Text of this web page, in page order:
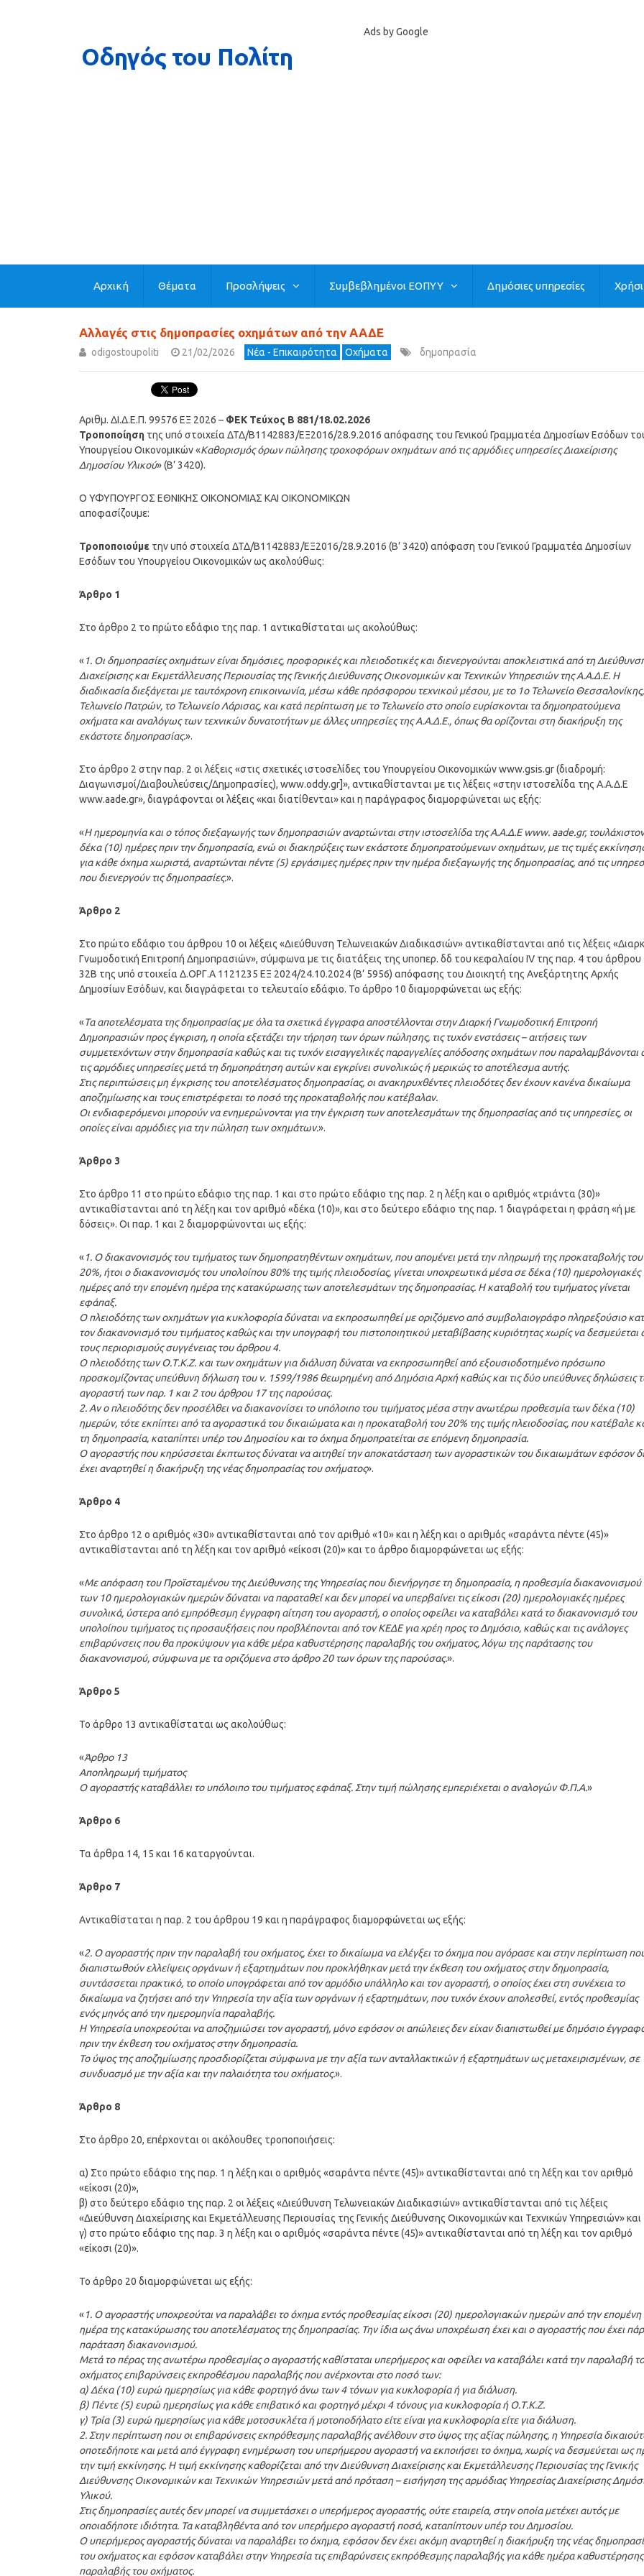
Ads by Google
Αρχική Θέματα Προσλήψεις Συμβεβλημένοι ΕΟΠΥΥ Δημόσιες υπηρεσίες
Αλλαγές στις δημοπρασίες οχημάτων από την ΑΑΔΕ
odigostoupoliti 21/02/2026 Νέα - Επικαιρότητα Οχήματα δημοπρασία
Αριθμ. ΔΙ.Δ.Ε.Π. 99576 ΕΞ 2026 – ΦΕΚ Τεύχος Β 881/18.02.2026
Τροποποίηση της υπό στοιχεία ΔΤΔ/Β1142883/ΕΞ2016/28.9.2016 απόφασης του Γενικού Γραμματέα Δημοσίων Εσόδων
Υπουργείου Οικονομικών «Καθορισμός όρων πώλησης τροχοφόρων οχημάτων από τις αρμόδιες υπηρεσίες Διαχείρισης
Δημοσίου Υλικού» (Β’ 3420).
Ο ΥΦΥΠΟΥΡΓΟΣ ΕΘΝΙΚΗΣ ΟΙΚΟΝΟΜΙΑΣ ΚΑΙ ΟΙΚΟΝΟΜΙΚΩΝ
αποφασίζουμε:
Τροποποιούμε την υπό στοιχεία ΔΤΔ/Β1142883/ΕΞ2016/28.9.2016 (Β’ 3420) απόφαση του Γενικού Γραμματέα Δημοσίων
Εσόδων του Υπουργείου Οικονομικών ως ακολούθως:
Άρθρο 1
Στο άρθρο 2 το πρώτο εδάφιο της παρ. 1 αντικαθίσταται ως ακολούθως:
«1. Οι δημοπρασίες οχημάτων είναι δημόσιες, προφορικές και πλειοδοτικές και διενεργούνται αποκλειστικά από τη
Διαχείρισης και Εκμετάλλευσης Περιουσίας της Γενικής Διεύθυνσης Οικονομικών και Τεχνικών Υπηρεσιών της Α.Α.Δ.Ε. Η
διαδικασία διεξάγεται με ταυτόχρονη επικοινωνία, μέσω κάθε πρόσφορου τεχνικού μέσου, με το 1ο Τελωνείο
Τελωνείο Πατρών, το Τελωνείο Λάρισας, και κατά περίπτωση με το Τελωνείο στο οποίο ευρίσκονται τα δημοπρατούμενα
οχήματα και αναλόγως των τεχνικών δυνατοτήτων με άλλες υπηρεσίες της Α.Α.Δ.Ε., όπως θα ορίζονται στη διακήρυξη της
εκάστοτε δημοπρασίας.».
Στο άρθρο 2 στην παρ. 2 οι λέξεις «στις σχετικές ιστοσελίδες του Υπουργείου Οικονομικών www.gsis.gr (διαδρομή:
Διαγωνισμοί/Διαβουλεύσεις/Δημοπρασίες), www.oddy.gr]», αντικαθίστανται με τις λέξεις «στην ιστοσελίδα της Α.Α.Δ.Ε
www.aade.gr», διαγράφονται οι λέξεις «και διατίθενται» και η παράγραφος διαμορφώνεται ως εξής:
«Η ημερομηνία και ο τόπος διεξαγωγής των δημοπρασιών αναρτώνται στην ιστοσελίδα της Α.Α.Δ.Ε www. aade.gr, τουλάχιστον
δέκα (10) ημέρες πριν την δημοπρασία, ενώ οι διακηρύξεις των εκάστοτε δημοπρατούμενων οχημάτων, με τις τιμές
για κάθε όχημα χωριστά, αναρτώνται πέντε (5) εργάσιμες ημέρες πριν την ημέρα διεξαγωγής της δημοπρασίας, από τις
που διενεργούν τις δημοπρασίες.».
Άρθρο 2
Στο πρώτο εδάφιο του άρθρου 10 οι λέξεις «Διεύθυνση Τελωνειακών Διαδικασιών» αντικαθίστανται από τις λέξεις
Γνωμοδοτική Επιτροπή Δημοπρασιών», σύμφωνα με τις διατάξεις της υποπερ. δδ του κεφαλαίου ΙV της παρ. 4 του άρθρου
32Β της υπό στοιχεία Δ.ΟΡΓ.Α 1121235 ΕΞ 2024/24.10.2024 (Β’ 5956) απόφασης του Διοικητή της Ανεξάρτητης Αρχής
Δημοσίων Εσόδων, και διαγράφεται το τελευταίο εδάφιο. Το άρθρο 10 διαμορφώνεται ως εξής:
«Τα αποτελέσματα της δημοπρασίας με όλα τα σχετικά έγγραφα αποστέλλονται στην Διαρκή Γνωμοδοτική Επιτροπή
Δημοπρασιών προς έγκριση, η οποία εξετάζει την τήρηση των όρων πώλησης, τις τυχόν ενστάσεις – αιτήσεις των
συμμετεχόντων στην δημοπρασία καθώς και τις τυχόν εισαγγελικές παραγγελίες απόδοσης οχημάτων που παραλαμβάνονται
τις αρμόδιες υπηρεσίες μετά τη δημοπράτηση αυτών και εγκρίνει συνολικώς ή μερικώς το αποτέλεσμα αυτής.
Στις περιπτώσεις μη έγκρισης του αποτελέσματος δημοπρασίας, οι ανακηρυχθέντες πλειοδότες δεν έχουν κανένα δικαίωμα
αποζημίωσης και τους επιστρέφεται το ποσό της προκαταβολής που κατέβαλαν.
Οι ενδιαφερόμενοι μπορούν να ενημερώνονται για την έγκριση των αποτελεσμάτων της δημοπρασίας από τις υπηρεσίες, οι
οποίες είναι αρμόδιες για την πώληση των οχημάτων.».
Άρθρο 3
Στο άρθρο 11 στο πρώτο εδάφιο της παρ. 1 και στο πρώτο εδάφιο της παρ. 2 η λέξη και ο αριθμός «τριάντα (30)»
αντικαθίστανται από τη λέξη και τον αριθμό «δέκα (10)», και στο δεύτερο εδάφιο της παρ. 1 διαγράφεται η φράση «ή με
δόσεις». Οι παρ. 1 και 2 διαμορφώνονται ως εξής:
«1. Ο διακανονισμός του τιμήματος των δημοπρατηθέντων οχημάτων, που απομένει μετά την πληρωμή της προκαταβολής του
20%, ήτοι ο διακανονισμός του υπολοίπου 80% της τιμής πλειοδοσίας, γίνεται υποχρεωτικά μέσα σε δέκα (10) ημερολογιακές
ημέρες από την επομένη ημέρα της κατακύρωσης των αποτελεσμάτων της δημοπρασίας. Η καταβολή του τιμήματος γίνεται
εφάπαξ.
Ο πλειοδότης των οχημάτων για κυκλοφορία δύναται να εκπροσωπηθεί με οριζόμενο από συμβολαιογράφο πληρεξούσιο
τον διακανονισμό του τιμήματος καθώς και την υπογραφή του πιστοποιητικού μεταβίβασης κυριότητας χωρίς να δεσμεύεται
τους περιορισμούς συγγένειας του άρθρου 4.
Ο πλειοδότης των Ο.Τ.Κ.Ζ. και των οχημάτων για διάλυση δύναται να εκπροσωπηθεί από εξουσιοδοτημένο πρόσωπο
προσκομίζοντας υπεύθυνη δήλωση του ν. 1599/1986 θεωρημένη από Δημόσια Αρχή καθώς και τις δύο υπεύθυνες δηλώσεις
αγοραστή των παρ. 1 και 2 του άρθρου 17 της παρούσας.
2. Αν ο πλειοδότης δεν προσέλθει να διακανονίσει το υπόλοιπο του τιμήματος μέσα στην ανωτέρω προθεσμία των δέκα (10)
ημερών, τότε εκπίπτει από τα αγοραστικά του δικαιώματα και η προκαταβολή του 20% της τιμής πλειοδοσίας, που κατέβαλε
τη δημοπρασία, καταπίπτει υπέρ του Δημοσίου και το όχημα δημοπρατείται σε επόμενη δημοπρασία.
Ο αγοραστής που κηρύσσεται έκπτωτος δύναται να αιτηθεί την αποκατάσταση των αγοραστικών του δικαιωμάτων εφόσον
έχει αναρτηθεί η διακήρυξη της νέας δημοπρασίας του οχήματος».
Άρθρο 4
Στο άρθρο 12 ο αριθμός «30» αντικαθίστανται από τον αριθμό «10» και η λέξη και ο αριθμός «σαράντα πέντε (45)»
αντικαθίστανται από τη λέξη και τον αριθμό «είκοσι (20)» και το άρθρο διαμορφώνεται ως εξής:
«Με απόφαση του Προϊσταμένου της Διεύθυνσης της Υπηρεσίας που διενήργησε τη δημοπρασία, η προθεσμία διακανονισμού
των 10 ημερολογιακών ημερών δύναται να παραταθεί και δεν μπορεί να υπερβαίνει τις είκοσι (20) ημερολογιακές ημέρες
συνολικά, ύστερα από εμπρόθεσμη έγγραφη αίτηση του αγοραστή, ο οποίος οφείλει να καταβάλει κατά το διακανονισμό του
υπολοίπου τιμήματος τις προσαυξήσεις που προβλέπονται από τον ΚΕΔΕ για χρέη προς το Δημόσιο, καθώς και τις ανάλογες
επιβαρύνσεις που θα προκύψουν για κάθε μέρα καθυστέρησης παραλαβής του οχήματος, λόγω της παράτασης του
διακανονισμού, σύμφωνα με τα οριζόμενα στο άρθρο 20 των όρων της παρούσας.».
Άρθρο 5
Το άρθρο 13 αντικαθίσταται ως ακολούθως:
«Άρθρο 13
Αποπληρωμή τιμήματος
Ο αγοραστής καταβάλλει το υπόλοιπο του τιμήματος εφάπαξ. Στην τιμή πώλησης εμπεριέχεται ο αναλογών Φ.Π.Α.»
Άρθρο 6
Τα άρθρα 14, 15 και 16 καταργούνται.
Άρθρο 7
Αντικαθίσταται η παρ. 2 του άρθρου 19 και η παράγραφος διαμορφώνεται ως εξής:
«2. Ο αγοραστής πριν την παραλαβή του οχήματος, έχει το δικαίωμα να ελέγξει το όχημα που αγόρασε και στην περίπτωση
διαπιστωθούν ελλείψεις οργάνων ή εξαρτημάτων που προκλήθηκαν μετά την έκθεση του οχήματος στην δημοπρασία,
συντάσσεται πρακτικό, το οποίο υπογράφεται από τον αρμόδιο υπάλληλο και τον αγοραστή, ο οποίος έχει στη συνέχεια το
δικαίωμα να ζητήσει από την Υπηρεσία την αξία των οργάνων ή εξαρτημάτων, που τυχόν έχουν απολεσθεί, εντός προθεσμίας
ενός μηνός από την ημερομηνία παραλαβής.
Η Υπηρεσία υποχρεούται να αποζημιώσει τον αγοραστή, μόνο εφόσον οι απώλειες δεν είχαν διαπιστωθεί με δημόσιο
πριν την έκθεση του οχήματος στην δημοπρασία.
Το ύψος της αποζημίωσης προσδιορίζεται σύμφωνα με την αξία των ανταλλακτικών ή εξαρτημάτων ως μεταχειρισμένων, σε
συνδυασμό με την αξία και την παλαιότητα του οχήματος.».
Άρθρο 8
Στο άρθρο 20, επέρχονται οι ακόλουθες τροποποιήσεις:
α) Στο πρώτο εδάφιο της παρ. 1 η λέξη και ο αριθμός «σαράντα πέντε (45)» αντικαθίστανται από τη λέξη και τον αριθμό
«είκοσι (20)»,
β) στο δεύτερο εδάφιο της παρ. 2 οι λέξεις «Διεύθυνση Τελωνειακών Διαδικασιών» αντικαθίστανται από τις λέξεις
«Διεύθυνση Διαχείρισης και Εκμετάλλευσης Περιουσίας της Γενικής Διεύθυνσης Οικονομικών και Τεχνικών Υπηρεσιών» και
γ) στο πρώτο εδάφιο της παρ. 3 η λέξη και ο αριθμός «σαράντα πέντε (45)» αντικαθίστανται από τη λέξη και τον αριθμό
«είκοσι (20)».
Το άρθρο 20 διαμορφώνεται ως εξής:
«1. Ο αγοραστής υποχρεούται να παραλάβει το όχημα εντός προθεσμίας είκοσι (20) ημερολογιακών ημερών από την επομένη
ημέρα της κατακύρωσης του αποτελέσματος της δημοπρασίας. Την ίδια ως άνω υποχρέωση έχει και ο αγοραστής που έχει
παράταση διακανονισμού.
Μετά το πέρας της ανωτέρω προθεσμίας ο αγοραστής καθίσταται υπερήμερος και οφείλει να καταβάλει κατά την παραλαβή
οχήματος επιβαρύνσεις εκπροθέσμου παραλαβής που ανέρχονται στο ποσό των:
α) Δέκα (10) ευρώ ημερησίως για κάθε φορτηγό άνω των 4 τόνων για κυκλοφορία ή για διάλυση.
β) Πέντε (5) ευρώ ημερησίως για κάθε επιβατικό και φορτηγό μέχρι 4 τόνους για κυκλοφορία ή Ο.Τ.Κ.Ζ.
γ) Τρία (3) ευρώ ημερησίως για κάθε μοτοσυκλέτα ή μοτοποδήλατο είτε είναι για κυκλοφορία είτε για διάλυση.
2. Στην περίπτωση που οι επιβαρύνσεις εκπρόθεσμης παραλαβής ανέλθουν στο ύψος της αξίας πώλησης, η Υπηρεσία
οποτεδήποτε και μετά από έγγραφη ενημέρωση του υπερήμερου αγοραστή να εκποιήσει το όχημα, χωρίς να δεσμεύεται ως
την τιμή εκκίνησης. Η τιμή εκκίνησης καθορίζεται από την Διεύθυνση Διαχείρισης και Εκμετάλλευσης Περιουσίας της Γενικής
Διεύθυνσης Οικονομικών και Τεχνικών Υπηρεσιών μετά από πρόταση – εισήγηση της αρμόδιας Υπηρεσίας Διαχείρισης
Υλικού.
Στις δημοπρασίες αυτές δεν μπορεί να συμμετάσχει ο υπερήμερος αγοραστής, ούτε εταιρεία, στην οποία μετέχει αυτός με
οποιαδήποτε ιδιότητα. Τα καταβληθέντα από τον υπερήμερο αγοραστή ποσά, καταπίπτουν υπέρ του Δημοσίου.
Ο υπερήμερος αγοραστής δύναται να παραλάβει το όχημα, εφόσον δεν έχει ακόμη αναρτηθεί η διακήρυξη της νέας
του οχήματος και εφόσον καταβάλει στην Υπηρεσία τις επιβαρύνσεις εκπρόθεσμης παραλαβής για κάθε ημέρα καθυστέρησης
παραλαβής του οχήματος.